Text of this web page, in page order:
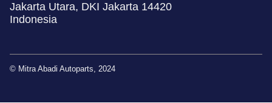
Jakarta Utara, DKI Jakarta 14420
Indonesia
© Mitra Abadi Autoparts, 2024